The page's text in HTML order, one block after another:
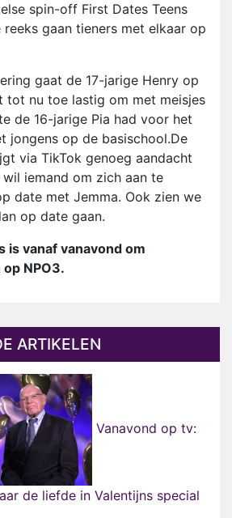
spin-off First Dates Teens
reeks gaan tieners met elkaar op
gaat de 17-jarige Henry op
tot nu toe lastig om met meisjes
de 16-jarige Pia had voor het
jongens op de basischool.De
via TikTok genoeg aandacht
iemand om zich aan te
date met Jemma. Ook zien we
op date gaan.
is vanaf vanavond om
NPO3.
ARTIKELEN
Vanavond op tv:
de liefde in Valentijns special